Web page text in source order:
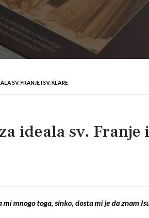
SV. FRANJE I SV. KLARE
ideala sv. Franje
mi mnogo toga, sinko, dosta mi je da znam